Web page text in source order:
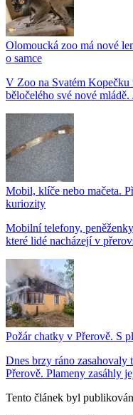
Olomoucká zoo má nové
o samce
V Zoo na Svatém Kopečku
běločelého své nové mládě.
Mobil, klíče nebo mačeta.
kuriozity
Mobilní telefony,
které lidé nacházejí v
Požár chatky v Přerově. S
Dnes brzy ráno
Přerově. Plameny zasáhly
Tento článek byl